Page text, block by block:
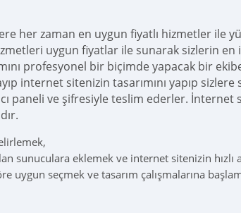
her zaman en uygun fiyatlı hizmetler ile
uygun fiyatlar ile sunarak sizlerin en
profesyonel bir biçimde yapacak bir
internet sitenizin tasarımını yapıp
paneli ve şifresiyle teslim ederler. İnternet
sunuculara eklemek ve internet sitenizin hızlı
uygun seçmek ve tasarım çalışmalarına